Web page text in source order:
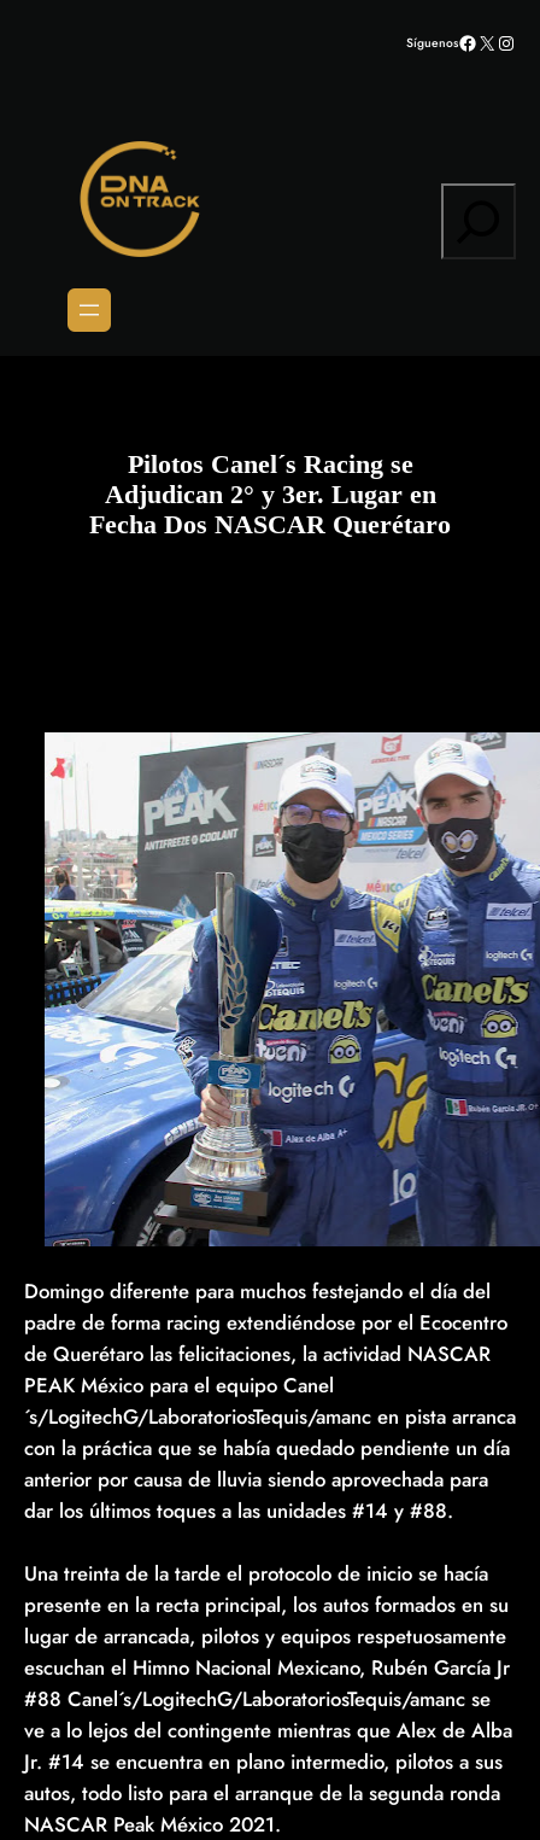
SíguenosFacebook
X
Pilotos Canel´s Racing se
Adjudican 2° y 3er. Lugar en
Fecha Dos NASCAR Querétaro
Domingo diferente para muchos festejando el día del
padre de forma racing extendiéndose por el Ecocentro
de Querétaro las felicitaciones, la actividad NASCAR
PEAK México para el equipo Canel
´s/LogitechG/LaboratoriosTequis/amanc en pista arranca
con la práctica que se había quedado pendiente un día
anterior por causa de lluvia siendo aprovechada para
dar los últimos toques a las unidades #14 y #88.
Una treinta de la tarde el protocolo de inicio se hacía
presente en la recta principal, los autos formados en su
lugar de arrancada, pilotos y equipos respetuosamente
escuchan el Himno Nacional Mexicano, Rubén García Jr
#88 Canel´s/LogitechG/LaboratoriosTequis/amanc se
ve a lo lejos del contingente mientras que Alex de Alba
Jr. #14 se encuentra en plano intermedio, pilotos a sus
autos, todo listo para el arranque de la segunda ronda
NASCAR Peak México 2021.